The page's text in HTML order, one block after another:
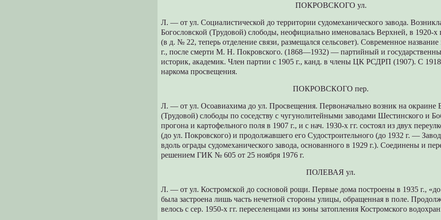
ПОКРОВСКОГО ул.
Л. — от ул. Социалистической до территории судомеханического завода.
Богословской (Трудовой) слободы, неофициально именовалась Верхней, в 1920-
(в д. № 22, теперь отделение связи, размещался сельсовет). Современное
г., после смерти М. Н. Покровского. (1868—1932) — партийный и
историк, академик. Член партии с 1905 г., канд. в члены ЦК РСДРП (1907). С
наркома просвещения.
ПОКРОВСКОГО пер.
Л. — от ул. Осоавиахима до ул. Просвещения. Первоначально возник на окраине
(Трудовой) слободы по соседству с чугунолитейными заводами Шестинского и
прогона и картофельного поля в 1907 г., и с нач. 1930-х гг. состоял из двух
(до ул. Покровского) и продолжавшего его Судостроительного (до 1932 г. —
вдоль ограды судомеханического завода, основанного в 1929 г.). Соединены и
решением ГИК № 605 от 25 ноября 1976 г.
ПОЛЕВАЯ ул.
Л. — от ул. Костромской до сосновой рощи. Первые дома построены в 1935 г., «до
была застроена лишь часть нечетной стороны улицы, обращенная в поле.
велось с сер. 1950-х гг. переселенцами из зоны затопления Костромского